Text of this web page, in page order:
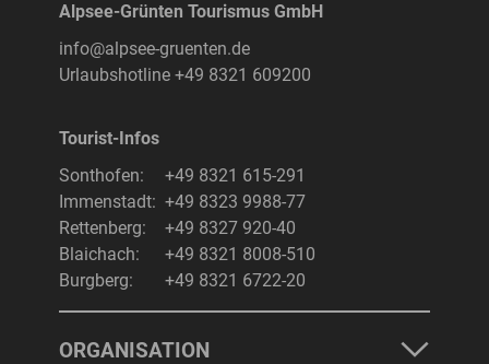
Alpsee-Grünten Tourismus GmbH
info@alpsee-gruenten.de
Urlaubshotline +49 8321 609200
Tourist-Infos
Sonthofen:
+49 8321 615-291
Immenstadt: +49 8323 9988-77
Rettenberg:
+49 8327 920-40
Blaichach:
+49 8321 8008-510
Burgberg:
+49 8321 6722-20
ORGANISATION